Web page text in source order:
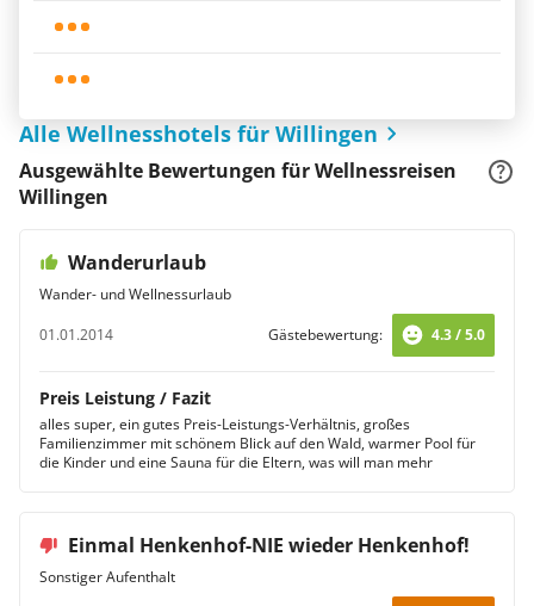
Alle Wellnesshotels für Willingen
Ausgewählte Bewertungen für Wellnessreisen
Willingen
Wanderurlaub
Wander- und Wellnessurlaub
01.01.2014
Gästebewertung: 4.3 / 5.0
Preis Leistung / Fazit
alles super, ein gutes Preis-Leistungs-Verhältnis, großes
Familienzimmer mit schönem Blick auf den Wald, warmer Pool für
die Kinder und eine Sauna für die Eltern, was will man mehr
Einmal Henkenhof-NIE wieder Henkenhof!
Sonstiger Aufenthalt